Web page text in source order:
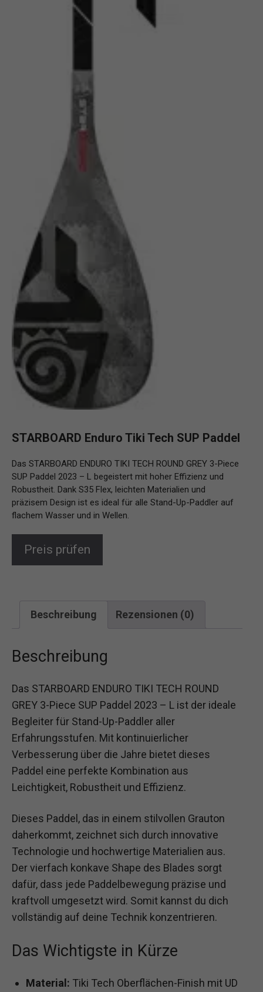
STARBOARD Enduro Tiki Tech SUP Paddel
Das STARBOARD ENDURO TIKI TECH ROUND GREY 3-Piece
SUP Paddel 2023 – L begeistert mit hoher Effizienz und
Robustheit. Dank S35 Flex, leichten Materialien und
präzisem Design ist es ideal für alle Stand-Up-Paddler auf
flachem Wasser und in Wellen.
Preis prüfen
Beschreibung Rezensionen (0)
Beschreibung
Das STARBOARD ENDURO TIKI TECH ROUND
GREY 3-Piece SUP Paddel 2023 – L ist der ideale
Begleiter für Stand-Up-Paddler aller
Erfahrungsstufen. Mit kontinuierlicher
Verbesserung über die Jahre bietet dieses
Paddel eine perfekte Kombination aus
Leichtigkeit, Robustheit und Effizienz.
Dieses Paddel, das in einem stilvollen Grauton
daherkommt, zeichnet sich durch innovative
Technologie und hochwertige Materialien aus.
Der vierfach konkave Shape des Blades sorgt
dafür, dass jede Paddelbewegung präzise und
kraftvoll umgesetzt wird. Somit kannst du dich
vollständig auf deine Technik konzentrieren.
Das Wichtigste in Kürze
Material: Tiki Tech Oberflächen-Finish mit UD